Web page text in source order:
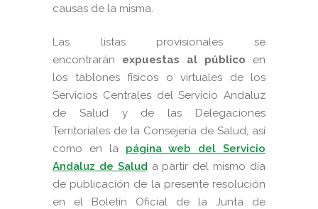
causas de la misma.
Las listas provisionales se
encontrarán expuestas al público en
los tablones físicos o virtuales de los
Servicios Centrales del Servicio Andaluz
de Salud y de las Delegaciones
Territoriales de la Consejería de Salud, así
como en la
página web del Servicio
Andaluz de Salud a partir del mismo día
de publicación de la presente resolución
en el Boletín Oficial de la Junta de